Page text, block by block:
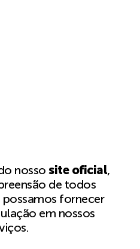
nossosite oficial,
de todos
possamos fornecer
em nossos